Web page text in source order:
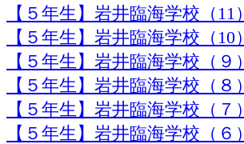
【５年生】岩井臨海学校（11）
【５年生】岩井臨海学校（10）
【５年生】岩井臨海学校（９）
【５年生】岩井臨海学校（８）
【５年生】岩井臨海学校（７）
【５年生】岩井臨海学校（６）